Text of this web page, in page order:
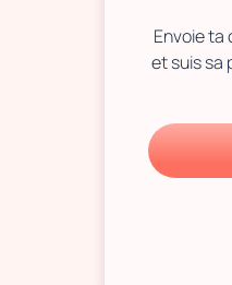
Envoie
et suis sa